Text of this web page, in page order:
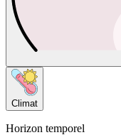
Climat
Horizon temporel